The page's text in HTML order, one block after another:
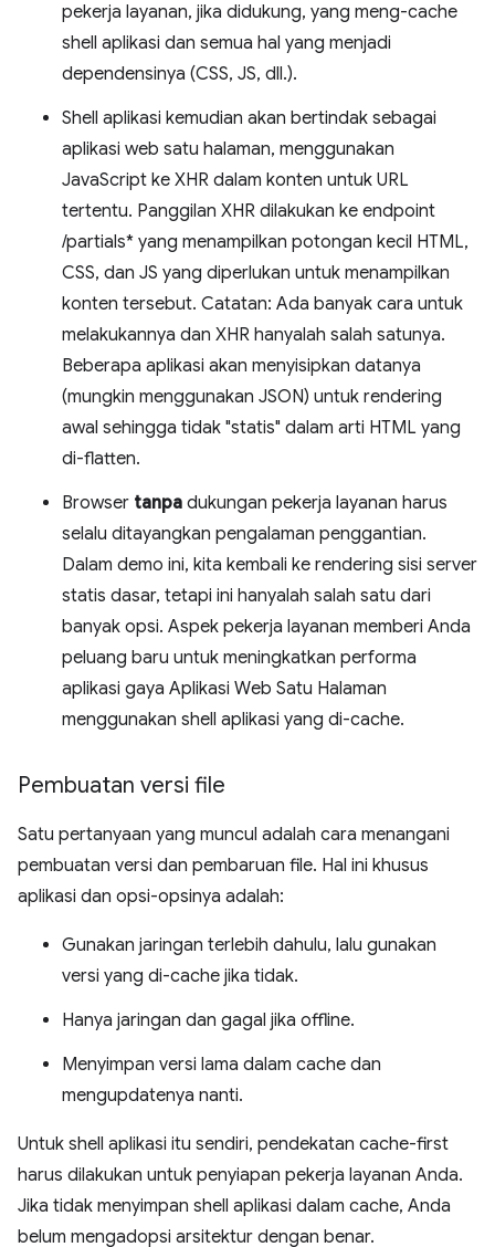
pekerja layanan, jika didukung, yang meng-cache
shell aplikasi dan semua hal yang menjadi
dependensinya (CSS, JS, dll.).
Shell aplikasi kemudian akan bertindak sebagai
aplikasi web satu halaman, menggunakan
JavaScript ke XHR dalam konten untuk URL
tertentu. Panggilan XHR dilakukan ke endpoint
/partials* yang menampilkan potongan kecil HTML,
CSS, dan JS yang diperlukan untuk menampilkan
konten tersebut. Catatan: Ada banyak cara untuk
melakukannya dan XHR hanyalah salah satunya.
Beberapa aplikasi akan menyisipkan datanya
(mungkin menggunakan JSON) untuk rendering
awal sehingga tidak "statis" dalam arti HTML yang
di-flatten.
Browser tanpa dukungan pekerja layanan harus
selalu ditayangkan pengalaman penggantian.
Dalam demo ini, kita kembali ke rendering sisi server
statis dasar, tetapi ini hanyalah salah satu dari
banyak opsi. Aspek pekerja layanan memberi Anda
peluang baru untuk meningkatkan performa
aplikasi gaya Aplikasi Web Satu Halaman
menggunakan shell aplikasi yang di-cache.
Pembuatan versi file
Satu pertanyaan yang muncul adalah cara menangani
pembuatan versi dan pembaruan file. Hal ini khusus
aplikasi dan opsi-opsinya adalah:
Gunakan jaringan terlebih dahulu, lalu gunakan
versi yang di-cache jika tidak.
Hanya jaringan dan gagal jika offline.
Menyimpan versi lama dalam cache dan
mengupdatenya nanti.
Untuk shell aplikasi itu sendiri, pendekatan cache-first
harus dilakukan untuk penyiapan pekerja layanan Anda.
Jika tidak menyimpan shell aplikasi dalam cache, Anda
belum mengadopsi arsitektur dengan benar.